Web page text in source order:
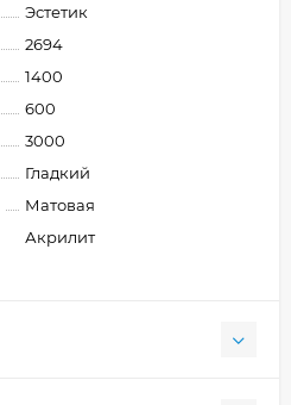
Эстетик
2694
1400
600
3000
Гладкий
Матовая
Акрилит